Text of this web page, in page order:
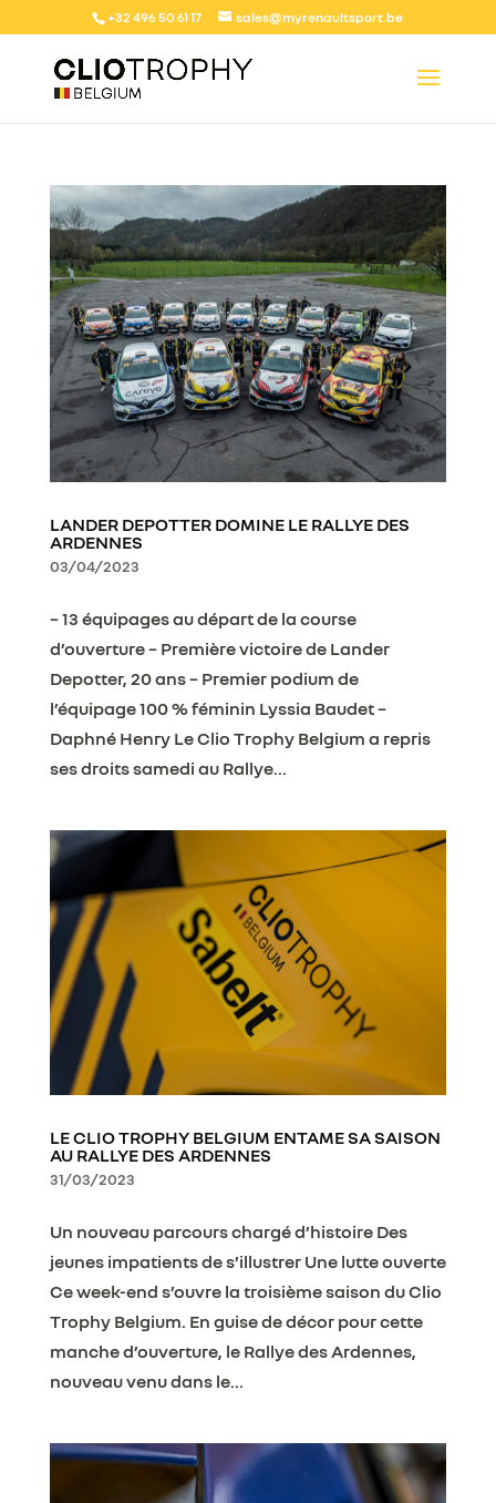
+32 496 50 61 17 sales@myrenaultsport.be
LANDER DEPOTTER DOMINE LE RALLYE DES
ARDENNES
03/04/2023
– 13 équipages au départ de la course
d’ouverture – Première victoire de Lander
Depotter, 20 ans – Premier podium de
l’équipage 100 % féminin Lyssia Baudet –
Daphné Henry Le Clio Trophy Belgium a repris
ses droits samedi au Rallye...
LE CLIO TROPHY BELGIUM ENTAME SA SAISON
AU RALLYE DES ARDENNES
31/03/2023
Un nouveau parcours chargé d’histoire Des
jeunes impatients de s’illustrer Une lutte ouverte
Ce week-end s’ouvre la troisième saison du Clio
Trophy Belgium. En guise de décor pour cette
manche d’ouverture, le Rallye des Ardennes,
nouveau venu dans le...